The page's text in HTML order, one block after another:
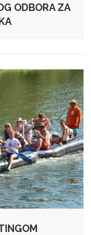
ODBORA ZA